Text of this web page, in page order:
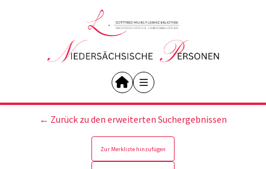
← Zurück zu den erweiterten Suchergebnissen
Zur Merkliste hinzufügen